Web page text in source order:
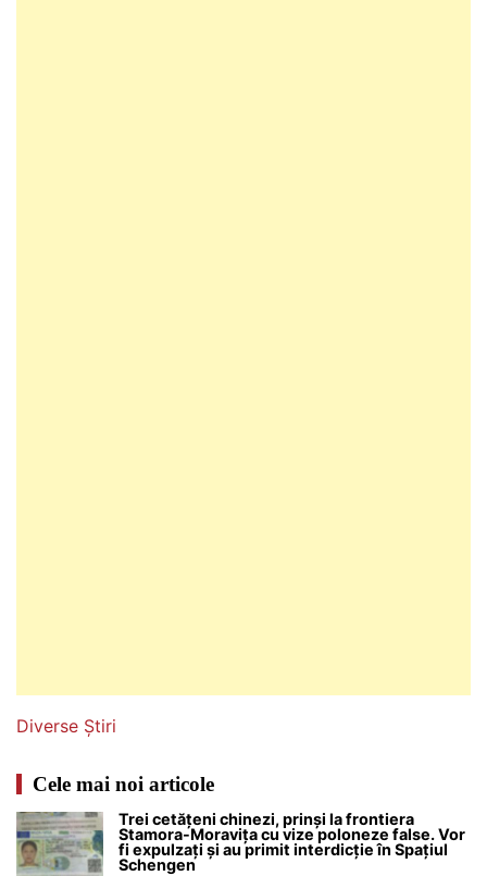
Diverse Știri
Cele mai noi articole
Trei cetățeni chinezi, prinși la frontiera
Stamora-Moravița cu vize poloneze false. Vor
fi expulzați și au primit interdicție în Spațiul
Schengen